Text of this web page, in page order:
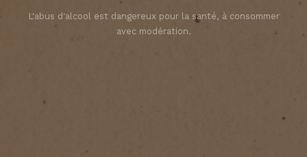
L'abus d'alcool est dangereux pour la santé, à consommer
avec modération.
nécessaires au fonctionnement du site Web ou si
vous souhaitez également autoriser les cookies de
suivi. Pour plus d’informations, veuillez consulter